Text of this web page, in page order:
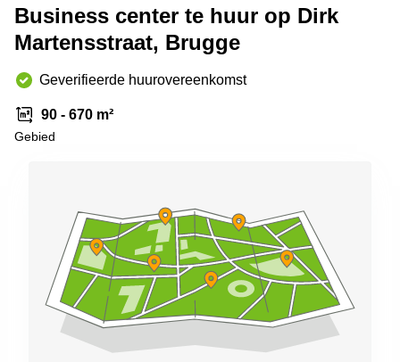
Antwerpen
Vergaderzaal
huren in
Antwerpen
commerciaux
à louer en
Niklaas
Business center te huur op Dirk
Martensstraat, Brugge
Geverifieerde huurovereenkomst
90 - 670 m²
Gebied